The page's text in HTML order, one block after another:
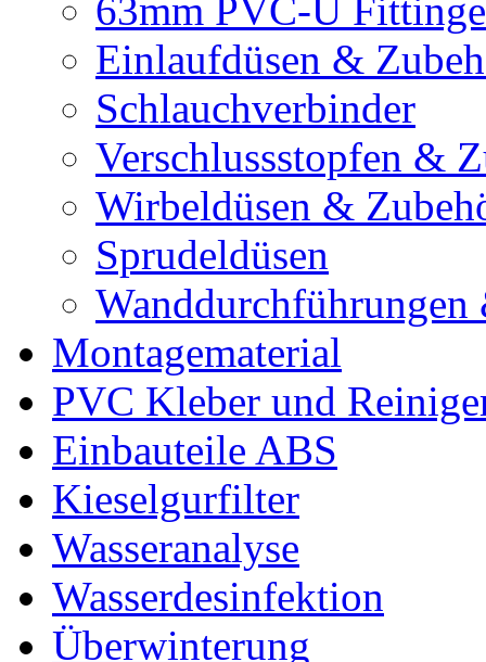
63mm PVC-U Fittinge
Einlaufdüsen &
Schlauchverbinder
Verschlussstopfen &
Wirbeldüsen &
Sprudeldüsen
Montagematerial
PVC Kleber und
Einbauteile ABS
Kieselgurfilter
Wasseranalyse
Wasserdesinfektion
Überwinterung